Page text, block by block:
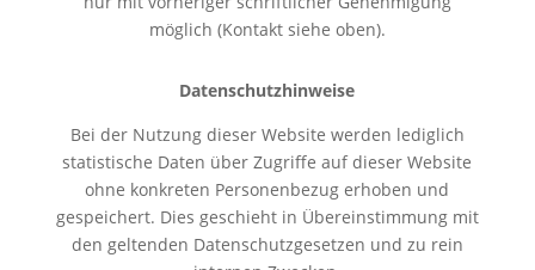
möglich (Kontakt siehe oben).
Datenschutzhinweise
Bei der Nutzung dieser Website werden lediglich
statistische Daten über Zugriffe auf dieser Website
ohne konkreten Personenbezug erhoben und
gespeichert. Dies geschieht in Übereinstimmung mit
den geltenden Datenschutzgesetzen und zu rein